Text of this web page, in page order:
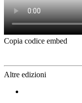
Copia codice embed
Altre edizioni